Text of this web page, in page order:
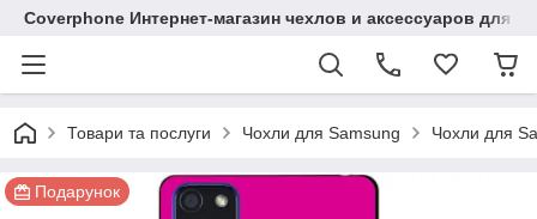
Coverphone Интернет-магазин чехлов и аксессуаров для
Товари та послуги Чохли для Samsung Чохли для
Подарунок